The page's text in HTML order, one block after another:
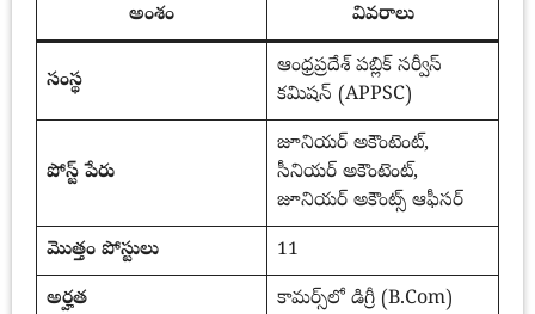
అంశం వివరాలు
సంస్థ
ఆంధ్రప్రదేశ్ పబ్లిక్ సర్వీస్
కమిషన్ (APPSC)
పోస్ట్ పేరు
జూనియర్ అకౌంటెంట్,
సీనియర్ అకౌంటెంట్,
జూనియర్ అకౌంట్స్ ఆఫీసర్
మొత్తం పోస్టులు
11
అర్హత
కామర్స్‌లో డిగ్రీ (B.Com)